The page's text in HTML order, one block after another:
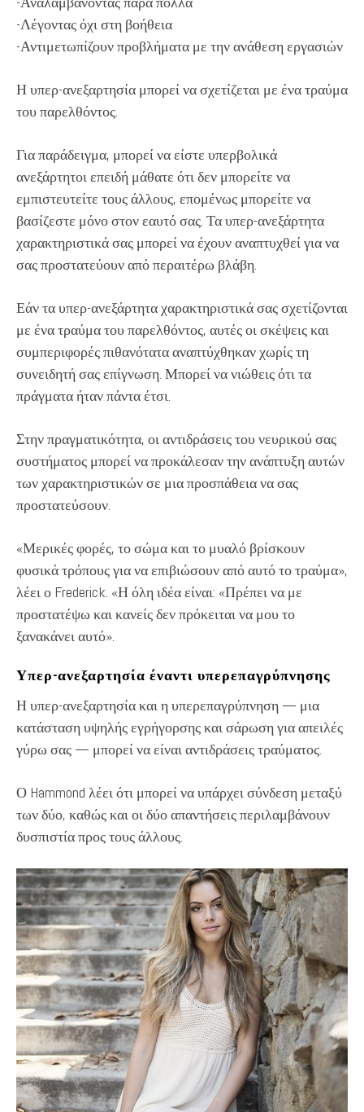
-Λέγοντας όχι στη βοήθεια
-Αντιμετωπίζουν προβλήματα με την ανάθεση εργασιών
Η υπερ-ανεξαρτησία μπορεί να σχετίζεται με ένα τραύμα
του παρελθόντος.
Για παράδειγμα, μπορεί να είστε υπερβολικά
ανεξάρτητοι επειδή μάθατε ότι δεν μπορείτε να
εμπιστευτείτε τους άλλους, επομένως μπορείτε να
βασίζεστε μόνο στον εαυτό σας. Τα υπερ-ανεξάρτητα
χαρακτηριστικά σας μπορεί να έχουν αναπτυχθεί για να
σας προστατεύουν από περαιτέρω βλάβη.
Εάν τα υπερ-ανεξάρτητα χαρακτηριστικά σας σχετίζονται
με ένα τραύμα του παρελθόντος, αυτές οι σκέψεις και
συμπεριφορές πιθανότατα αναπτύχθηκαν χωρίς τη
συνειδητή σας επίγνωση. Μπορεί να νιώθεις ότι τα
πράγματα ήταν πάντα έτσι.
Στην πραγματικότητα, οι αντιδράσεις του νευρικού σας
συστήματος μπορεί να προκάλεσαν την ανάπτυξη αυτών
των χαρακτηριστικών σε μια προσπάθεια να σας
προστατεύσουν.
«Μερικές φορές, το σώμα και το μυαλό βρίσκουν
φυσικά τρόπους για να επιβιώσουν από αυτό το τραύμα»,
λέει ο Frederick. «Η όλη ιδέα είναι: «Πρέπει να με
προστατέψω και κανείς δεν πρόκειται να μου το
ξανακάνει αυτό».
Υπερ-ανεξαρτησία έναντι υπερεπαγρύπνησης
Η υπερ-ανεξαρτησία και η υπερεπαγρύπνηση — μια
κατάσταση υψηλής εγρήγορσης και σάρωση για απειλές
γύρω σας — μπορεί να είναι αντιδράσεις τραύματος.
Ο Hammond λέει ότι μπορεί να υπάρχει σύνδεση μεταξύ
των δύο, καθώς και οι δύο απαντήσεις περιλαμβάνουν
δυσπιστία προς τους άλλους.